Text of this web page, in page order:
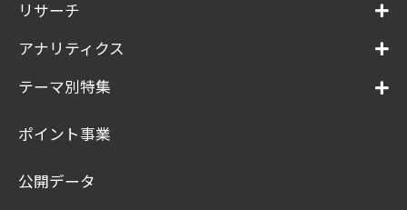
リサーチ
アナリティクス
テーマ別特集
ポイント事業
公開データ